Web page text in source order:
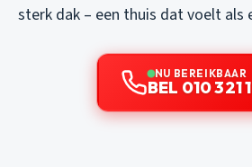
sterk dak – een thuis dat voelt als
NU BEREIKBAAR
BEL 010 321